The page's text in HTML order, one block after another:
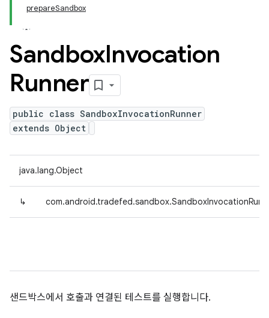
prepareSandbox
SandboxInvocation
Runner
public class SandboxInvocationRunner
extends Object
java.lang.Object
↳
샌드박스에서 호출과 연결된 테스트를 실행합니다.